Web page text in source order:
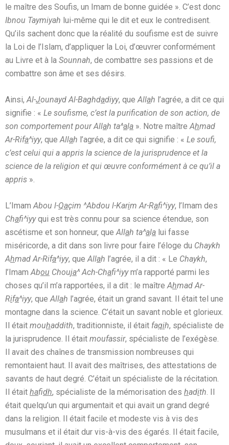
le maître des Soufis, un Imam de bonne guidée ». C’est donc
Ibnou Taymiyah lui-même qui le dit et eux le contredisent.
Qu’ils sachent donc que la réalité du soufisme est de suivre
la Loi de l’Islam, d’appliquer la Loi, d’œuvrer conformément
au Livre et à la Sounnah, de combattre ses passions et de
combattre son âme et ses désirs.
Ainsi,Al-Jounayd Al-Baghdadiyy, queAllah l’agrée, a dit ce qui
signifie : « Le soufisme, c’est la purification de son action, de
son comportement pour Allah ta^ala ». Notre maîtreAhmad
Ar-Rifa^iyy, queAllah l’agrée, a dit ce qui signifie : « Le soufi,
c’est celui qui a appris la science de la jurisprudence et la
science de la religion et qui œuvre conformément à ce qu’il a
appris ».
L’ImamAbou l-Qaçim ^Abdou l-Karim Ar-Rafi^iyy, l’Imam des
Chafi^iyyqui est très connu pour sa science étendue, son
ascétisme et son honneur, queAllah ta^ala lui fasse
miséricorde, a dit dans son livre pour faire l’éloge du Chaykh
Ahmad Ar-Rifa^iyy, queAllah l’agrée, il a dit : « Le Chaykh,
l’ImamAbou Chouja^ Ach-Chafi^iyym’a rapporté parmi les
choses qu’il m’a rapportées, il a dit : le maîtreAhmad Ar-
Rifa^iyy, queAllah l’agrée, était un grand savant. Il était tel une
montagne dans la science. C’était un savant noble et glorieux.
Il était mouhaddith, traditionniste, il était faqih, spécialiste de
la jurisprudence. Il était moufassir, spécialiste de l’exégèse.
Il avait des chaînes de transmission nombreuses qui
remontaient haut. Il avait des maîtrises, des attestations de
savants de haut degré. C’était un spécialiste de la récitation.
Il était hafidh, spécialiste de la mémorisation des hadith. Il
était quelqu’un qui argumentait et qui avait un grand degré
dans la religion. Il était facile et modeste vis à vis des
musulmans et il était dur vis-à-vis des égarés. Il était facile,